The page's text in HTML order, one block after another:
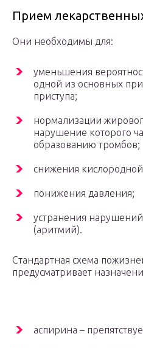
Прием
Они необходимы для:
уменьшения
одной из основных
приступа;
нормализации
нарушение которого
образованию тромбов;
снижения
понижения давления;
устранения
(аритмий).
Стандартная схема
предусматривает
аспирина –